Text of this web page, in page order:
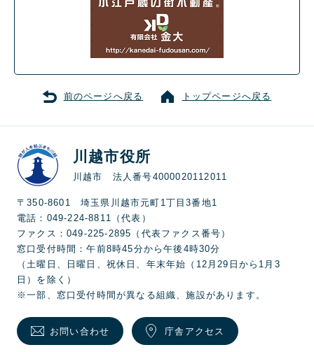
前のページへ戻る トップページへ戻る
川越市役所
川越市 法人番号4000020112011
〒350-8601 埼玉県川越市元町1丁目3番地1
電話：049-224-8811（代表）
ファクス：049-225-2895（代表ファクス番号）
窓口受付時間：午前8時45分から午後4時30分
（土曜日、日曜日、祝休日、年末年始（12月29日から1月3
日）を除く）
※一部、窓口受付時間が異なる組織、施設があります。
お問い合わせ 庁舎アクセス